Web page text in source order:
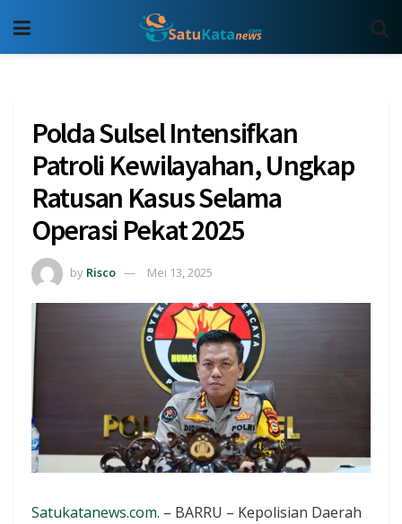
Polda Sulsel Intensifkan
Patroli Kewilayahan, Ungkap
Ratusan Kasus Selama
Operasi Pekat 2025
by Risco Mei 13, 2025
Satukatanews.com. – BARRU – Kepolisian Daerah